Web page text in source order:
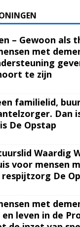
– Gewoon als
met
te zijn
familielid,
Dan
De Opstap
Waardig
voor mensen
De
met
leven in de